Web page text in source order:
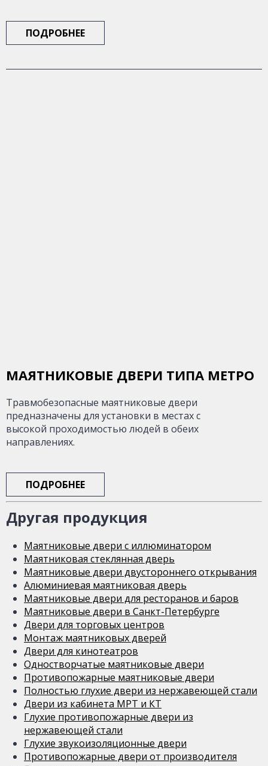
ПОДРОБНЕЕ
МАЯТНИКОВЫЕ ДВЕРИ ТИПА МЕТРО
Травмобезопасные маятниковые двери
предназначены для установки в местах с
высокой проходимостью людей в обеих
направлениях.
ПОДРОБНЕЕ
Другая продукция
Маятниковые двери с иллюминатором
Маятниковая стеклянная дверь
Маятниковые двери двустороннего открывания
Алюминиевая маятниковая дверь
Маятниковые двери для ресторанов и баров
Маятниковые двери в Санкт-Петербурге
Двери для торговых центров
Монтаж маятниковых дверей
Двери для кинотеатров
Одностворчатые маятниковые двери
Противопожарные маятниковые двери
Полностью глухие двери из нержавеющей стали
Двери из кабинета МРТ и КТ
Глухие противопожарные двери из
нержавеющей стали
Глухие звукоизоляционные двери
Противопожарные двери от производителя